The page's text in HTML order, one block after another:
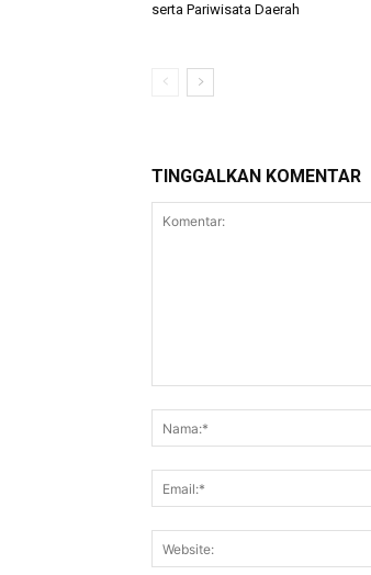
serta Pariwisata Daerah
TINGGALKAN KOMENTAR